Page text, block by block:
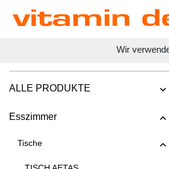
Wir
ALLE PRODUKTE
Esszimmer
Tische